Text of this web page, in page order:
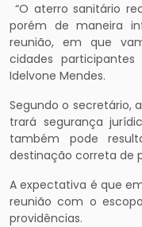
“O aterro sanitário
porém de maneira
reunião, em que
cidades
Idelvone Mendes.
Segundo o secretário,
trará segurança
também pode
destinação correta de
A expectativa é que
reunião com o
providências.